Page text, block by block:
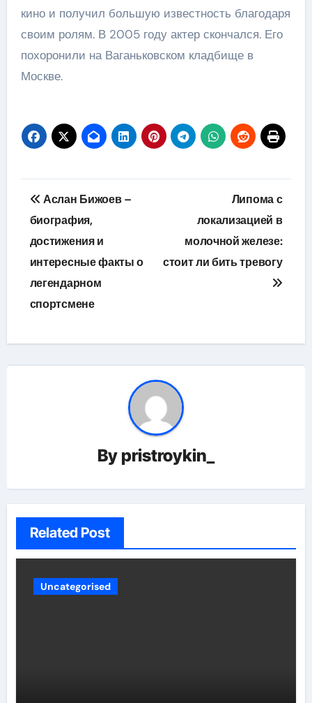
кино и получил большую известность благодаря
своим ролям. В 2005 году актер скончался. Его
похоронили на Ваганьковском кладбище в
Москве.
Навигация
по
записям
Аслан Бижоев –
биография,
достижения и
интересные факты о
легендарном
спортсмене
Липома с
локализацией в
молочной железе:
стоит ли бить тревогу
By pristroykin_
Related Post
Uncategorised